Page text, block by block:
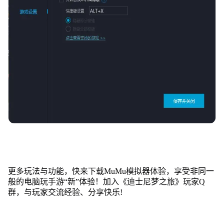
更多玩法与功能，快来下载MuMu模拟器体验，享受非同一
般的电脑玩手游“新”体验！加入《迪士尼梦之旅》玩家Q
群，与玩家交流经验、分享快乐!